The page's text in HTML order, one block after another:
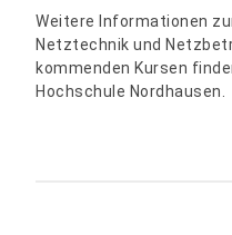
Weitere Informationen
Netztechnik und
kommenden Kursen
Hochschule Nordhausen.